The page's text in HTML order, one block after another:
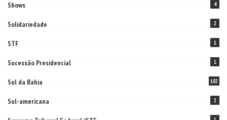
Shows 4
Solidariedade 2
STF 1
Sucessão Presidencial 1
Sul da Bahia 102
Sul-americana 2